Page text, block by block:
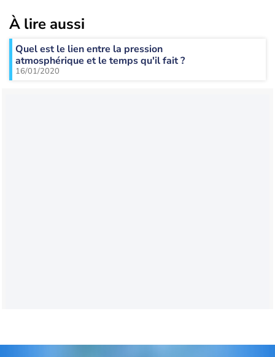
À lire aussi
Quel est le lien entre la pression
atmosphérique et le temps qu'il fait ?
16/01/2020